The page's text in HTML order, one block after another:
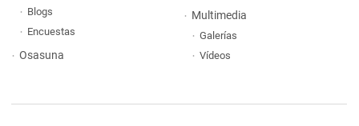
Blogs
Encuestas
Osasuna
Multimedia
Galerías
Vídeos